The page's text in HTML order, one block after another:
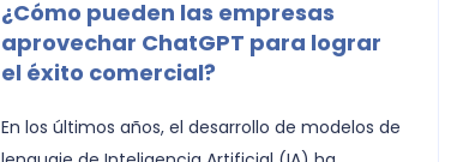
¿Cómo pueden las empresas
aprovechar ChatGPT para lograr
el éxito comercial?
En los últimos años, el desarrollo de modelos de